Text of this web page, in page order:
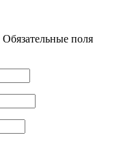
Обязательные поля